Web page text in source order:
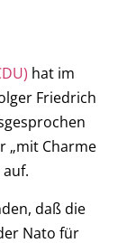
hat im
Friedrich
„mit Charme
daß die
Nato für